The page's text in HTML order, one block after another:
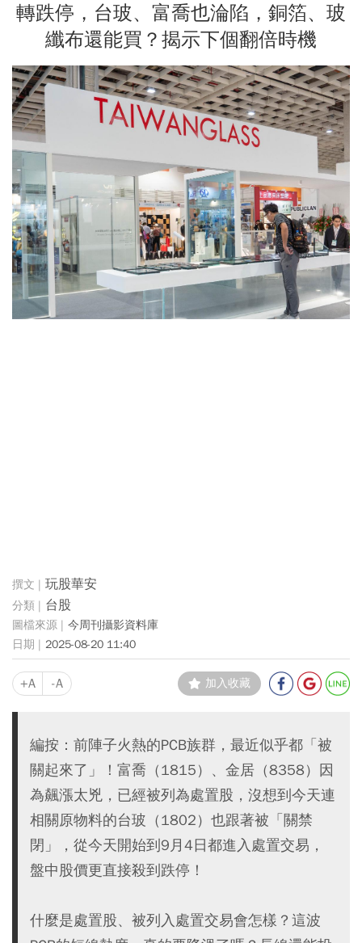
轉跌停，台玻、富喬也淪陷，銅箔、玻
纖布還能買？揭示下個翻倍時機
玩股華安
台股
今周刊攝影資料庫
2025-08-20 11:40
+A -A 加入收藏
編按：前陣子火熱的PCB族群，最近似乎都「被
關起來了」！富喬（1815）、金居（8358）因
為飆漲太兇，已經被列為處置股，沒想到今天連
相關原物料的台玻（1802）也跟著被「關禁
閉」，從今天開始到9月4日都進入處置交易，
盤中股價更直接殺到跌停！
什麼是處置股、被列入處置交易會怎樣？這波